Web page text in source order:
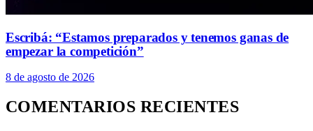
Escribá: “Estamos preparados y tenemos ganas de
empezar la competición”
8 de agosto de 2026
COMENTARIOS RECIENTES